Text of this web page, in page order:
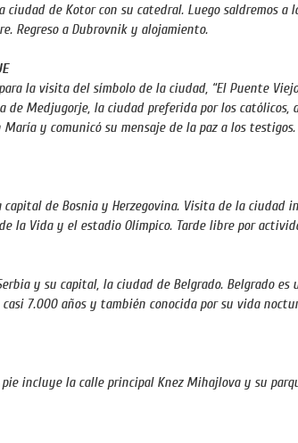
ciudad de Kotor con su catedral. Luego saldremos a
Regreso a Dubrovnik y alojamiento.
la visita del símbolo de la ciudad, “El Puente
de Medjugorje, la ciudad preferida por los católicos,
María y comunicó su mensaje de la paz a los
capital de Bosnia y Herzegovina. Visita de la ciudad
la Vida y el estadio Olímpico. Tarde libre por
y su capital, la ciudad de Belgrado. Belgrado es
7.000 años y también conocida por su vida
incluye la calle principal Knez Mihajlova y su